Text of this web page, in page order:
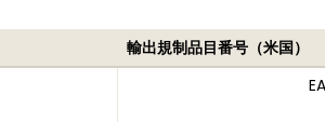
輸出規制品目番号（米国）